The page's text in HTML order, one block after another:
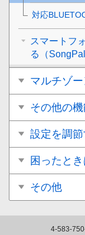
対応
スマートフ
る（SongPal
マルチゾ
その他の機
設定を調節
困ったとき
その他
4-583-